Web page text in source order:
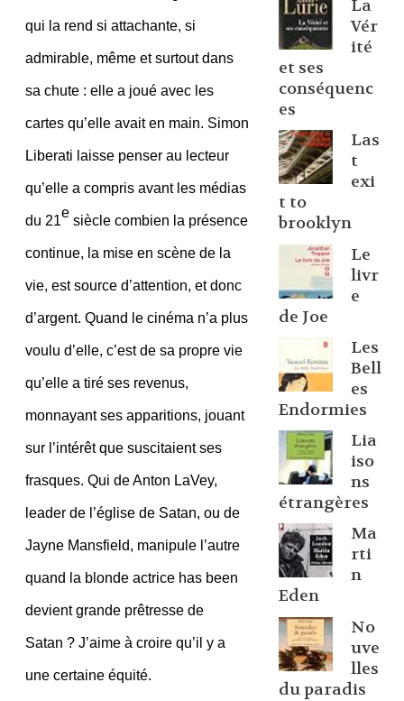
qui la rend si attachante, si
admirable, même et surtout dans
sa chute : elle a joué avec les
cartes qu’elle avait en main. Simon
Liberati laisse penser au lecteur
qu’elle a compris avant les médias
du 21e siècle combien la présence
continue, la mise en scène de la
vie, est source d’attention, et donc
d’argent. Quand le cinéma n’a plus
voulu d’elle, c’est de sa propre vie
qu’elle a tiré ses revenus,
monnayant ses apparitions, jouant
sur l’intérêt que suscitaient ses
frasques. Qui de Anton LaVey,
leader de l’église de Satan, ou de
Jayne Mansfield, manipule l’autre
quand la blonde actrice has been
devient grande prêtresse de
Satan ? J’aime à croire qu’il y a
une certaine équité.
La
Vér
ité
et ses
conséquenc
es
Las
t
exi
t to
brooklyn
Le
livr
e
de Joe
Les
Bell
es
Endormies
Lia
iso
ns
étrangères
Ma
rti
n
Eden
No
uve
lles
du paradis